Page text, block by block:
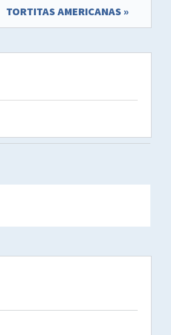
TORTITAS AMERICANAS »